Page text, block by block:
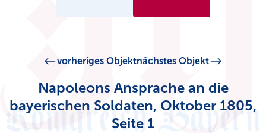
vorheriges Objektnächstes Objekt
Napoleons Ansprache an die
bayerischen Soldaten, Oktober 1805,
Seite 1